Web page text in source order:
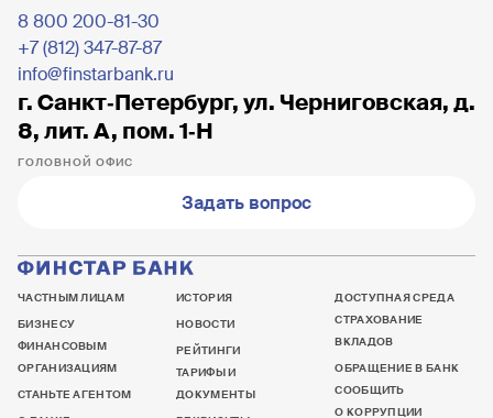
8 800 200-81-30
+7 (812) 347-87-87
info@finstarbank.ru
г. Санкт‐Петербург, ул. Черниговская, д.
8, лит. А, пом. 1‐Н
ГОЛОВНОЙ ОФИС
Задать вопрос
ЧАСТНЫМ ЛИЦАМ
БИЗНЕСУ
ФИНАНСОВЫМ
ОРГАНИЗАЦИЯМ
СТАНЬТЕ АГЕНТОМ
ИСТОРИЯ
НОВОСТИ
РЕЙТИНГИ
ТАРИФЫ И
ДОКУМЕНТЫ
ДОСТУПНАЯ СРЕДА
СТРАХОВАНИЕ
ВКЛАДОВ
ОБРАЩЕНИЕ В БАНК
СООБЩИТЬ
О КОРРУПЦИИ